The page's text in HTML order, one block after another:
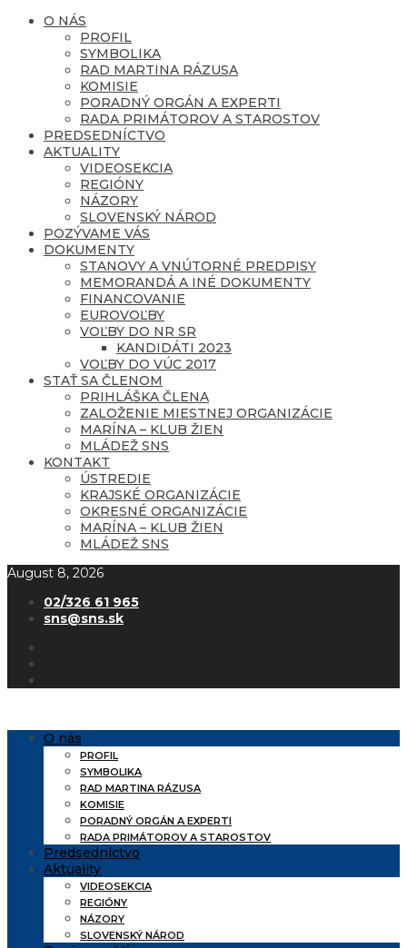
O NÁS
PROFIL
SYMBOLIKA
RAD MARTINA RÁZUSA
KOMISIE
PORADNÝ ORGÁN A EXPERTI
RADA PRIMÁTOROV A STAROSTOV
PREDSEDNÍCTVO
AKTUALITY
VIDEOSEKCIA
REGIÓNY
NÁZORY
SLOVENSKÝ NÁROD
POZÝVAME VÁS
DOKUMENTY
STANOVY A VNÚTORNÉ PREDPISY
MEMORANDÁ A INÉ DOKUMENTY
FINANCOVANIE
EUROVOĽBY
VOĽBY DO NR SR
KANDIDÁTI 2023
VOĽBY DO VÚC 2017
STAŤ SA ČLENOM
PRIHLÁŠKA ČLENA
ZALOŽENIE MIESTNEJ ORGANIZÁCIE
MARÍNA – KLUB ŽIEN
MLÁDEŽ SNS
KONTAKT
ÚSTREDIE
KRAJSKÉ ORGANIZÁCIE
OKRESNÉ ORGANIZÁCIE
MARÍNA – KLUB ŽIEN
MLÁDEŽ SNS
August 8, 2026
02/326 61 965
sns@sns.sk
O nás
PROFIL
SYMBOLIKA
RAD MARTINA RÁZUSA
KOMISIE
PORADNÝ ORGÁN A EXPERTI
RADA PRIMÁTOROV A STAROSTOV
Predsedníctvo
Aktuality
VIDEOSEKCIA
REGIÓNY
NÁZORY
SLOVENSKÝ NÁROD